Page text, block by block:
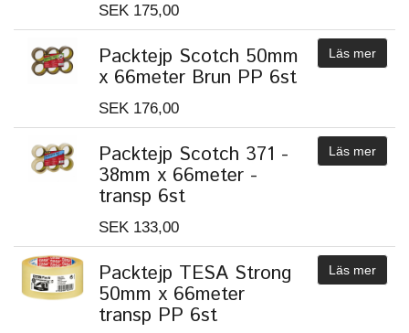
SEK 175,00
Packtejp Scotch 50mm
x 66meter Brun PP 6st
SEK 176,00
Läs mer
Packtejp Scotch 371 -
38mm x 66meter -
transp 6st
SEK 133,00
Läs mer
Packtejp TESA Strong
50mm x 66meter
transp PP 6st
Läs mer